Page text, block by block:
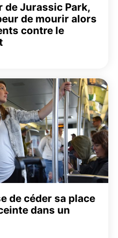
de Jurassic Park,
de mourir alors
contre le
de céder sa place
dans un